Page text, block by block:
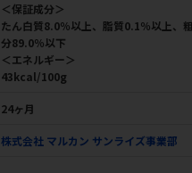
＜保証成分＞
たん白質8.0％以上、脂質0.1％以上、
分89.0％以下
＜エネルギー＞
43kcal/100g
24ヶ月
株式会社 マルカン サンライズ事業部